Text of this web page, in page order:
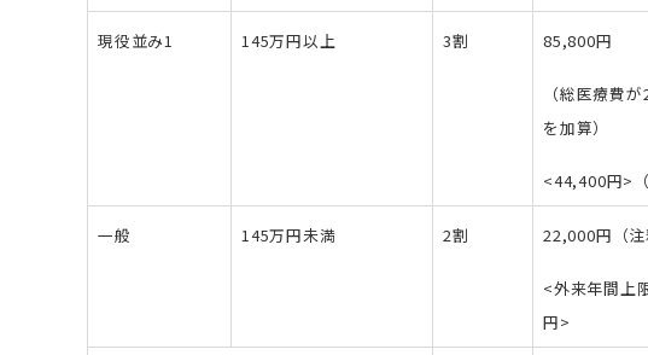
現役並み1 145万円以上 3割 85,800円
（総医療費
を加算）
<44,400円>（
一般 145万円未満 2割 22,000円（
<外来年間上
円>